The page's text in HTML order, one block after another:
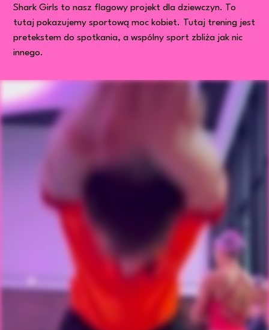
Shark Girls to nasz flagowy projekt dla dziewczyn. To
tutaj pokazujemy sportową moc kobiet. Tutaj trening jest
pretekstem do spotkania, a wspólny sport zbliża jak nic
innego.